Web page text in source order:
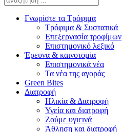
Γνωρίστε τα Τρόφιμα
Τρόφιμα & Συστατικά
Επεξεργασία τροφίμων
Επιστημονικό λεξικό
Έρευνα & καινοτομία
Επιστημονικά νέα
Τα νέα της αγοράς
Green Bites
Διατροφή
Ηλικία & Διατροφή
Υγεία και διατροφή
Ζούμε υγιεινά
Άθληση και διατροφή